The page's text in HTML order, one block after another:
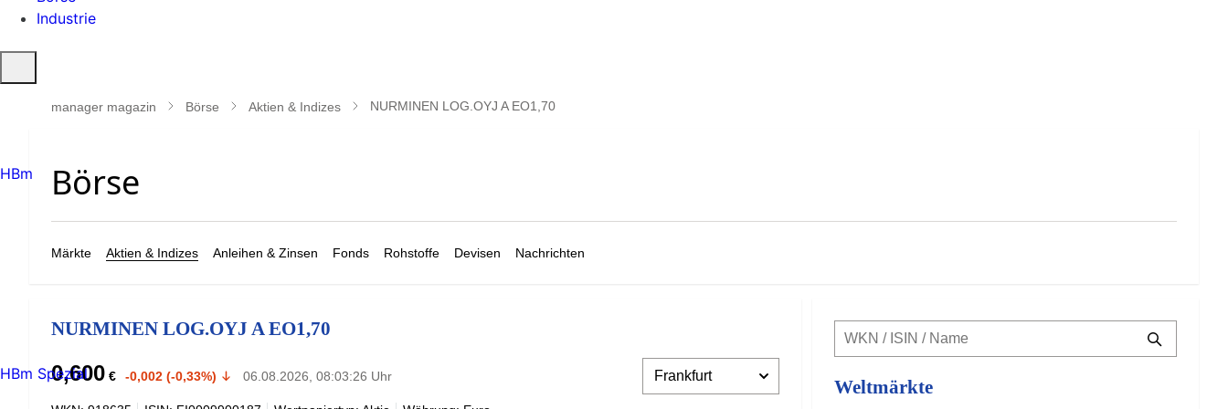
Industrie
öffnen
manager magazin Börse Aktien & Indizes NURMINEN LOG.OYJ A EO1,70
Märkte Aktien & Indizes Anleihen & Zinsen Fonds Rohstoffe Devisen Nachrichten
NURMINEN LOG.OYJ A EO1,70
0,600 € -0,002 (-0,33%) 06.08.2026, 08:03:26 Uhr
Weltmärkte
HBm
HBm Spezial